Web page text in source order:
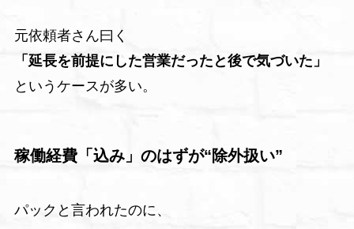
元依頼者さん曰く
「延長を前提にした営業だったと後で気づいた」
というケースが多い。
稼働経費「込み」のはずが“除外扱い”
パックと言われたのに、